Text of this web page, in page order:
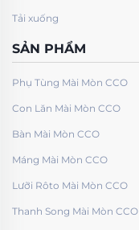
Tải xuống
SẢN PHẨM
Phụ Tùng Mài Mòn CCO
Con Lăn Mài Mòn CCO
Bàn Mài Mòn CCO
Máng Mài Mòn CCO
Lưỡi Rôto Mài Mòn CCO
Thanh Song Mài Mòn CCO